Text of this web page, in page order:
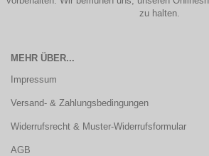
zu halten.
MEHR ÜBER...
Impressum
Versand- & Zahlungsbedingungen
Widerrufsrecht & Muster-Widerrufsformular
AGB